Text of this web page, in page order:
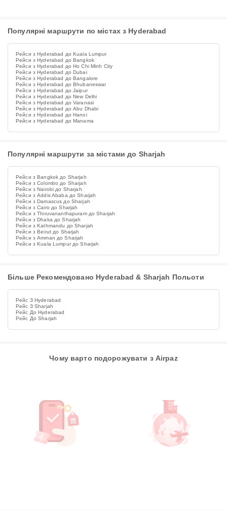
Популярні маршрути по містах з Hyderabad
Рейси з Hyderabad до Kuala Lumpur
Рейси з Hyderabad до Bangkok
Рейси з Hyderabad до Ho Chi Minh City
Рейси з Hyderabad до Dubai
Рейси з Hyderabad до Bangalore
Рейси з Hyderabad до Bhubaneswar
Рейси з Hyderabad до Jaipur
Рейси з Hyderabad до New Delhi
Рейси з Hyderabad до Varanasi
Рейси з Hyderabad до Abu Dhabi
Рейси з Hyderabad до Hanoi
Рейси з Hyderabad до Manama
Популярні маршрути за містами до Sharjah
Рейси з Bangkok до Sharjah
Рейси з Colombo до Sharjah
Рейси з Nairobi до Sharjah
Рейси з Addis Ababa до Sharjah
Рейси з Damascus до Sharjah
Рейси з Cairo до Sharjah
Рейси з Thiruvananthapuram до Sharjah
Рейси з Dhaka до Sharjah
Рейси з Kathmandu до Sharjah
Рейси з Beirut до Sharjah
Рейси з Amman до Sharjah
Рейси з Kuala Lumpur до Sharjah
Більше Рекомендовано Hyderabad & Sharjah Польоти
Рейс З Hyderabad
Рейс З Sharjah
Рейс До Hyderabad
Рейс До Sharjah
Чому варто подорожувати з Airpaz